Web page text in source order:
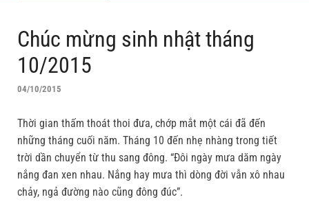
Chúc mừng sinh nhật tháng
10/2015
04/10/2015
Thời gian thấm thoát thoi đưa, chớp mắt một cái đã đến
những tháng cuối năm. Tháng 10 đến nhẹ nhàng trong tiết
trời dần chuyển từ thu sang đông. “Đôi ngày mưa dăm ngày
nắng đan xen nhau. Nắng hay mưa thì dòng đời vẫn xô nhau
chảy, ngả đường nào cũng đông đúc”.